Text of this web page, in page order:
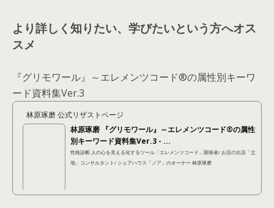
より詳しく知りたい、学びたいという方へオス
スメ
『グリモワール』～エレメンツコード®の属性別キーワ
ード資料集Ver.3
林原琢磨 公式リザストページ
林原琢磨 『グリモワール』～エレメンツコード®の属性
別キーワード資料集Ver.3 - ...
性格診断 人の心を見える化するツール「エレメンツコード」開発者/ お店の出店「立
地」コンサルタント/ シェアハウス「ノア」のオーナー 林原琢磨